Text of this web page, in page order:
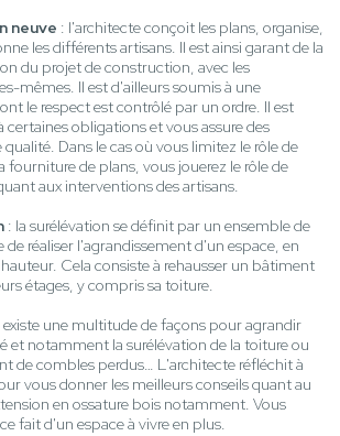
neuve : l'architecte conçoit les plans, organise,
les différents artisans. Il est ainsi garant de la
du projet de construction, avec les
mêmes. Il est d'ailleurs soumis à une
le respect est contrôlé par un ordre. Il est
certaines obligations et vous assure des
Dans le cas où vous limitez le rôle de
fourniture de plans, vous jouerez le rôle de
aux interventions des artisans.
: la surélévation se définit par un ensemble de
de réaliser l'agrandissement d'un espace, en
Cela consiste à rehausser un bâtiment
étages, y compris sa toiture.
existe une multitude de façons pour agrandir
et notamment la surélévation de la toiture ou
de combles perdus… L'architecte réfléchit à
vous donner les meilleurs conseils quant au
en ossature bois notamment. Vous
fait d'un espace à vivre en plus.